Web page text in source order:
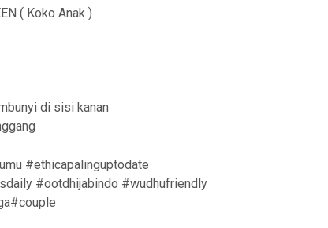
( Koko Anak )
di sisi kanan
#ethicapalinguptodate
#ootdhijabindo #wudhufriendly